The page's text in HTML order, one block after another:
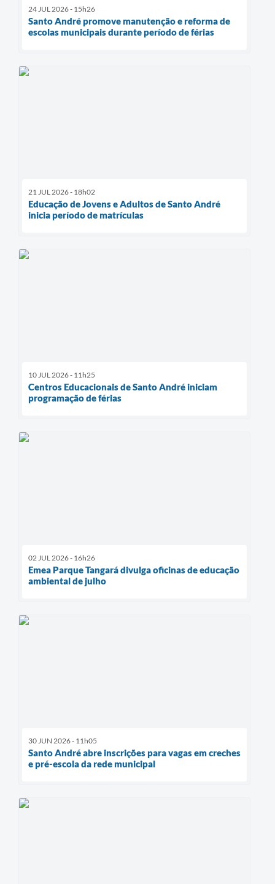
24 JUL 2026 - 15h26
Santo André promove manutenção e reforma de
escolas municipais durante período de férias
21 JUL 2026 - 18h02
Educação de Jovens e Adultos de Santo André
inicia período de matrículas
10 JUL 2026 - 11h25
Centros Educacionais de Santo André iniciam
programação de férias
02 JUL 2026 - 16h26
Emea Parque Tangará divulga oficinas de educação
ambiental de julho
30 JUN 2026 - 11h05
Santo André abre inscrições para vagas em creches
e pré-escola da rede municipal